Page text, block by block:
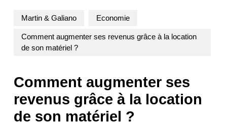
Martin & Galiano Economie
Comment augmenter ses revenus grâce à la location
de son matériel ?
Comment augmenter ses
revenus grâce à la location
de son matériel ?